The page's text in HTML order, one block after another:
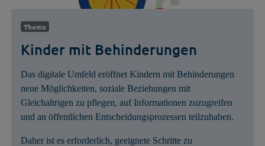
Thema
Kinder mit Behinderungen
Das digitale Umfeld eröffnet Kindern mit Behinderungen
neue Möglichkeiten, soziale Beziehungen mit
Gleichaltrigen zu pflegen, auf Informationen zuzugreifen
und an öffentlichen Entscheidungsprozessen teilzuhaben.
Daher ist es erforderlich, geeignete Schritte zu